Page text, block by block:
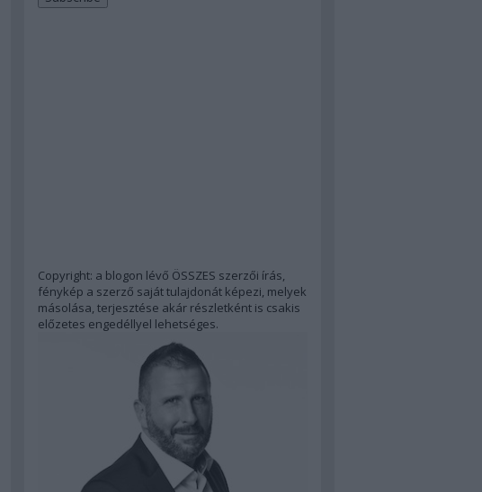
Copyright: a blogon lévő ÖSSZES szerzői írás,
fénykép a szerző saját tulajdonát képezi, melyek
másolása, terjesztése akár részletként is csakis
előzetes engedéllyel lehetséges.